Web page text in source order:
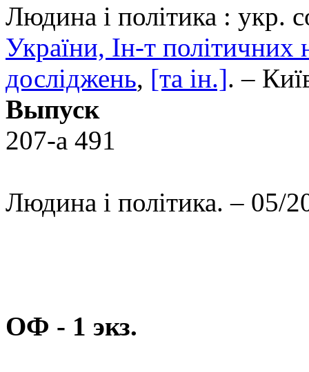
Людина і політика : укр.
України, Ін-т політичних
досліджень, [та ін.]. –
Выпуск
207-а 491
Людина і політика. – 05/
ОФ - 1 экз.